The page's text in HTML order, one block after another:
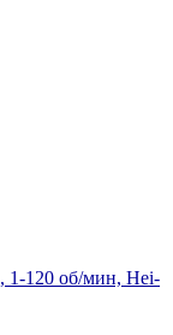
1-120 об/мин, Hei-